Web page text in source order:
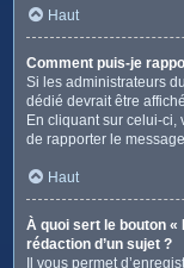
Haut
Comment puis-je
Si les administrateurs
dédié devrait être
En cliquant sur celui-ci,
de rapporter le
Haut
À quoi sert le bouton
rédaction d’un sujet ?
Il vous permet